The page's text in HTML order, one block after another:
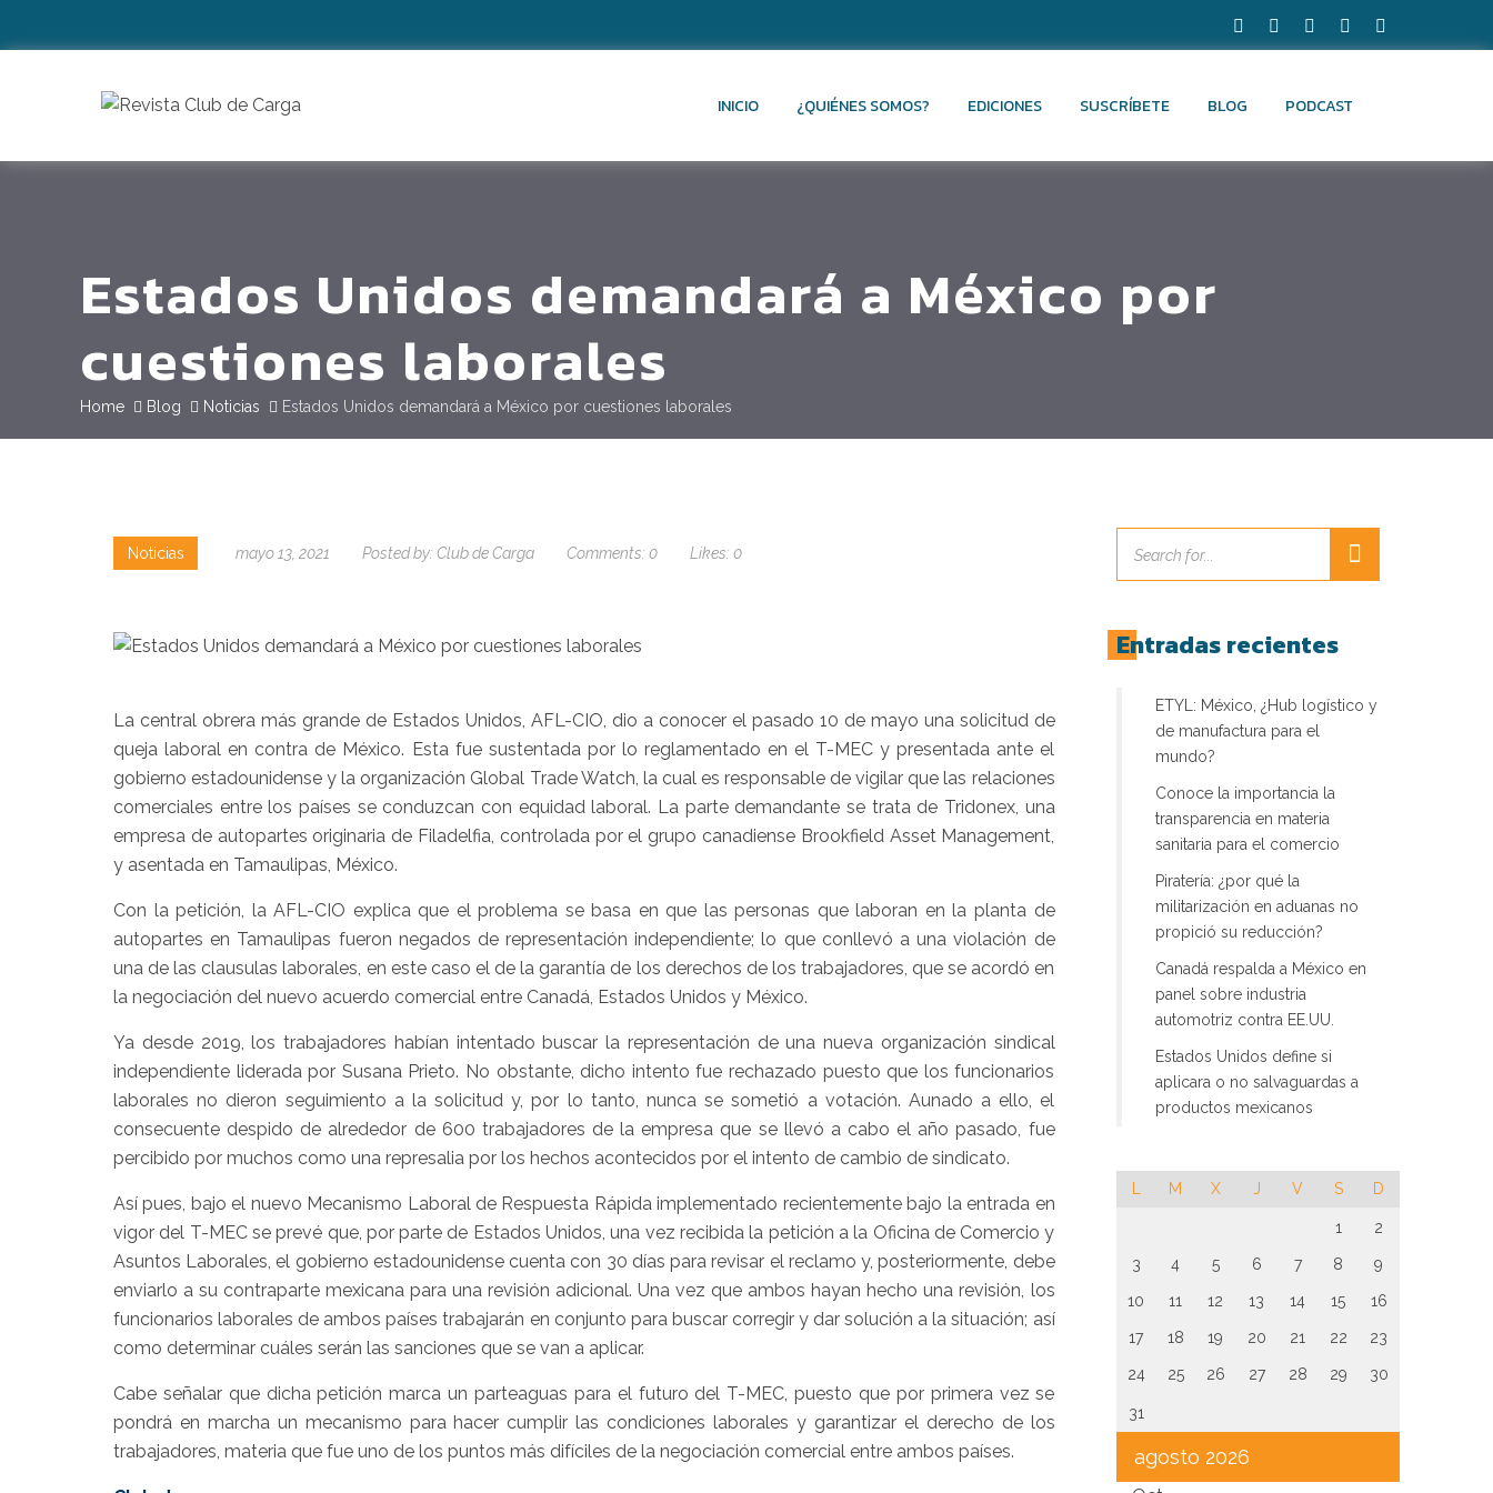
INICIO ¿QUIÉNES SOMOS? EDICIONES SUSCRÍBETE BLOG PODCAST
Estados Unidos demandará a México por
cuestiones laborales
Home Blog Noticias Estados Unidos demandará a México por cuestiones laborales
Noticias mayo 13, 2021 Posted by: Club de Carga Comments: 0 Likes: 0
La central obrera más grande de Estados Unidos, AFL-CIO, dio a conocer el pasado 10 de mayo una solicitud de
queja laboral en contra de México. Esta fue sustentada por lo reglamentado en el T-MEC y presentada ante el
gobierno estadounidense y la organización Global Trade Watch, la cual es responsable de vigilar que las relaciones
comerciales entre los países se conduzcan con equidad laboral. La parte demandante se trata de Tridonex, una
empresa de autopartes originaria de Filadelfia, controlada por el grupo canadiense Brookfield Asset Management,
y asentada en Tamaulipas, México.
Con la petición, la AFL-CIO explica que el problema se basa en que las personas que laboran en la planta de
autopartes en Tamaulipas fueron negados de representación independiente; lo que conllevó a una violación de
una de las clausulas laborales, en este caso el de la garantía de los derechos de los trabajadores, que se acordó en
la negociación del nuevo acuerdo comercial entre Canadá, Estados Unidos y México.
Ya desde 2019, los trabajadores habían intentado buscar la representación de una nueva organización sindical
independiente liderada por Susana Prieto. No obstante, dicho intento fue rechazado puesto que los funcionarios
laborales no dieron seguimiento a la solicitud y, por lo tanto, nunca se sometió a votación. Aunado a ello, el
consecuente despido de alrededor de 600 trabajadores de la empresa que se llevó a cabo el año pasado, fue
percibido por muchos como una represalia por los hechos acontecidos por el intento de cambio de sindicato.
Así pues, bajo el nuevo Mecanismo Laboral de Respuesta Rápida implementado recientemente bajo la entrada en
vigor del T-MEC se prevé que, por parte de Estados Unidos, una vez recibida la petición a la Oficina de Comercio y
Asuntos Laborales, el gobierno estadounidense cuenta con 30 días para revisar el reclamo y, posteriormente, debe
enviarlo a su contraparte mexicana para una revisión adicional. Una vez que ambos hayan hecho una revisión, los
funcionarios laborales de ambos países trabajarán en conjunto para buscar corregir y dar solución a la situación; así
como determinar cuáles serán las sanciones que se van a aplicar.
Cabe señalar que dicha petición marca un parteaguas para el futuro del T-MEC, puesto que por primera vez se
pondrá en marcha un mecanismo para hacer cumplir las condiciones laborales y garantizar el derecho de los
trabajadores, materia que fue uno de los puntos más difíciles de la negociación comercial entre ambos países.
Entradas recientes
ETYL: México, ¿Hub logístico y
de manufactura para el
mundo?
Conoce la importancia la
transparencia en materia
sanitaria para el comercio
Piratería: ¿por qué la
militarización en aduanas no
propició su reducción?
Canadá respalda a México en
panel sobre industria
automotriz contra EE.UU.
Estados Unidos define si
aplicara o no salvaguardas a
productos mexicanos
agosto 2026
M X J V S D
1 2
3 4 5 6 7 8 9
10 11 12 13 14 15 16
17 18 19 20 21 22 23
24 25 26 27 28 29 30
31